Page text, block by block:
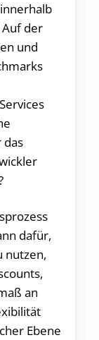
der
und
das
dafür,
nutzen,
an
Ebene